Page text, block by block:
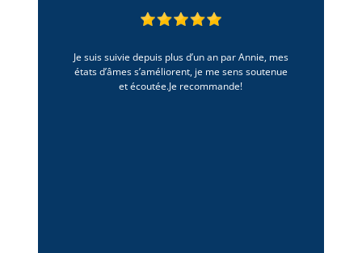
Je suis suivie depuis plus d’un an par Annie, mes
états d’âmes s’améliorent, je me sens soutenue
et écoutée.Je recommande!